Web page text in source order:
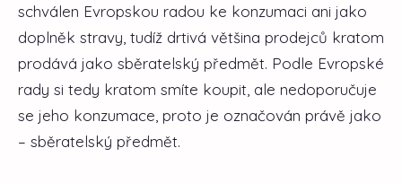
schválen Evropskou radou ke konzumaci ani jako
doplněk stravy, tudíž drtivá většina prodejců kratom
prodává jako sběratelský předmět. Podle Evropské
rady si tedy kratom smíte koupit, ale nedoporučuje
se jeho konzumace, proto je označován právě jako
– sběratelský předmět.